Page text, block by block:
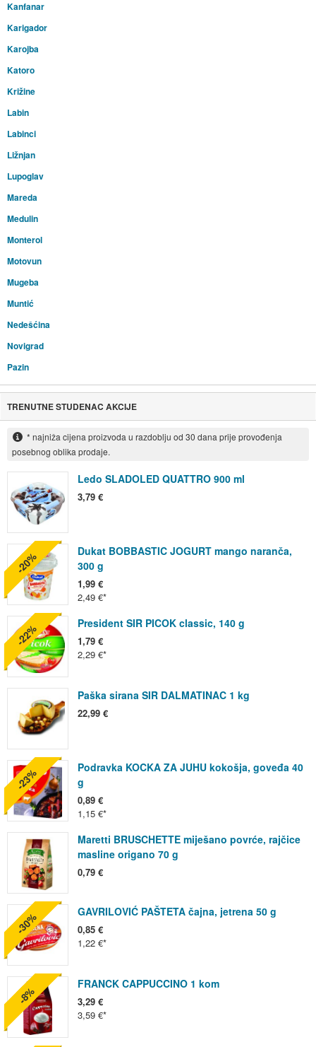
Kanfanar
Karigador
Karojba
Katoro
Križine
Labin
Labinci
Ližnjan
Lupoglav
Mareda
Medulin
Monterol
Motovun
Mugeba
Muntić
Nedešćina
Novigrad
Pazin
TRENUTNE STUDENAC AKCIJE
* najniža cijena proizvoda u razdoblju od 30 dana prije provođenja
posebnog oblika prodaje.
Ledo SLADOLED QUATTRO 900 ml
3,79 €
Dukat BOBBASTIC JOGURT mango naranča,
300 g
1,99 €
2,49 €
-20%
President SIR PICOK classic, 140 g
1,79 €
2,29 €
-22%
Paška sirana SIR DALMATINAC 1 kg
22,99 €
Podravka KOCKA ZA JUHU kokošja, goveđa 40
g
0,89 €
1,15 €
-23%
Maretti BRUSCHETTE miješano povrće, rajčice
masline origano 70 g
0,79 €
GAVRILOVIĆ PAŠTETA čajna, jetrena 50 g
0,85 €
1,22 €
-30%
FRANCK CAPPUCCINO 1 kom
3,29 €
3,59 €
-8%